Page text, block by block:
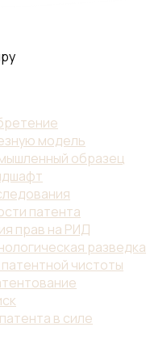
модель
образец
патента
прав на РИД
разведка
чистоты
в силе